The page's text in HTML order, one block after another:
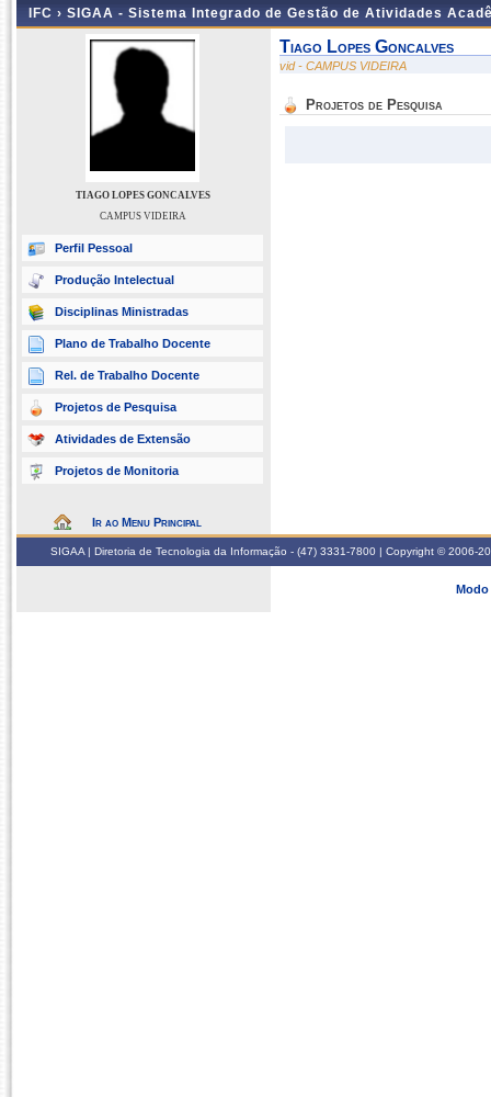
IFC › SIGAA - Sistema Integrado de Gestão de Atividades
TIAGO LOPES GONCALVES
CAMPUS VIDEIRA
Perfil Pessoal
Produção Intelectual
Disciplinas Ministradas
Plano de Trabalho Docente
Rel. de Trabalho Docente
Projetos de Pesquisa
Atividades de Extensão
Projetos de Monitoria
Ir ao Menu Principal
Tiago Lopes Goncalves
vid - CAMPUS VIDEIRA
Projetos de Pesquisa
SIGAA | Diretoria de Tecnologia da Informação - (47) 3331-7800 | Copyright © 2006-
Modo